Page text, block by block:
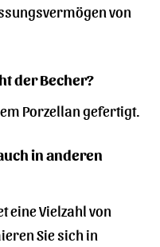
von
der Becher?
Porzellan gefertigt.
in anderen
eine Vielzahl von
Sie sich in